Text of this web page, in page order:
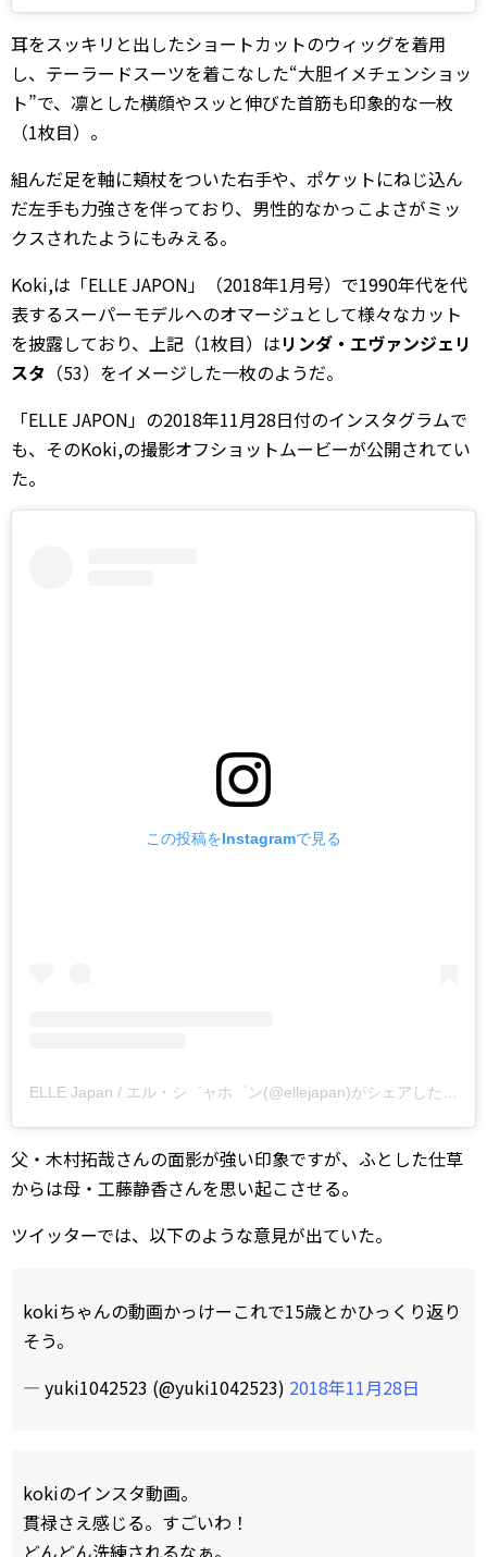
耳をスッキリと出したショートカットのウィッグを着用
し、テーラードスーツを着こなした“大胆イメチェンショッ
ト”で、凛とした横顔やスッと伸びた首筋も印象的な一枚
（1枚目）。
組んだ足を軸に頬杖をついた右手や、ポケットにねじ込ん
だ左手も力強さを伴っており、男性的なかっこよさがミッ
クスされたようにもみえる。
Koki,は「ELLE JAPON」（2018年1月号）で1990年代を代
表するスーパーモデルへのオマージュとして様々なカット
を披露しており、上記（1枚目）はリンダ・エヴァンジェリ
スタ （53）をイメージした一枚のようだ。
「ELLE JAPON」の2018年11月28日付のインスタグラムで
も、そのKoki,の撮影オフショットムービーが公開されてい
た。
この投稿をInstagramで見る
父・木村拓哉さんの面影が強い印象ですが、ふとした仕草
からは母・工藤静香さんを思い起こさせる。
ツイッターでは、以下のような意見が出ていた。
kokiちゃんの動画かっけーこれで15歳とかひっくり返り
そう。
— yuki1042523 (@yuki1042523) 2018年11月28日
kokiのインスタ動画。
貫禄さえ感じる。すごいわ！
どんどん洗練されるなぁ。